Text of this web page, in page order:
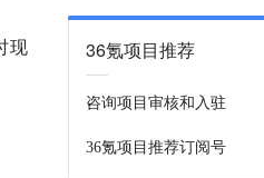
现
36氪项目推荐
咨询项目审核和入驻
36氪项目推荐订阅号